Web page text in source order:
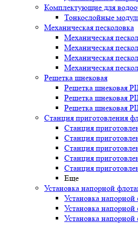
Комплектующие для
Тонкослойные
Механическая песколовка
Механическая
Механическая
Механическая
Механическая
Решетка шнековая
Решетка шнековая
Решетка шнековая
Решетка шнековая
Станция приготовления
Станция
Станция
Станция
Станция
Станция
Еще
Установка напорной
Установка
Установка
Установка